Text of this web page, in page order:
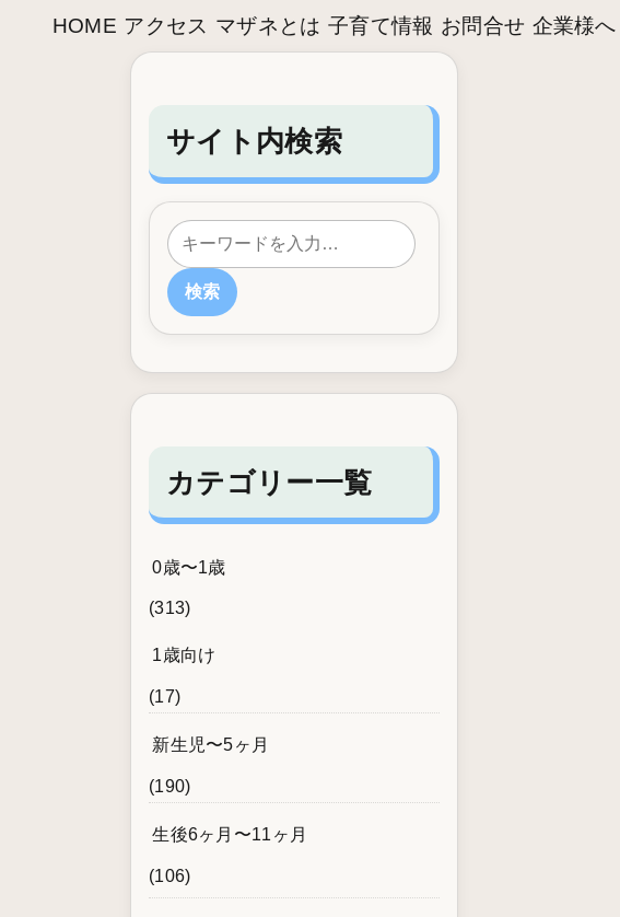
HOME アクセス マザネとは 子育て情報 お問合せ 企業様へ
サイト内検索
検索
カテゴリー一覧
0歳〜1歳
(313)
1歳向け
(17)
新生児〜5ヶ月
(190)
生後6ヶ月〜11ヶ月
(106)